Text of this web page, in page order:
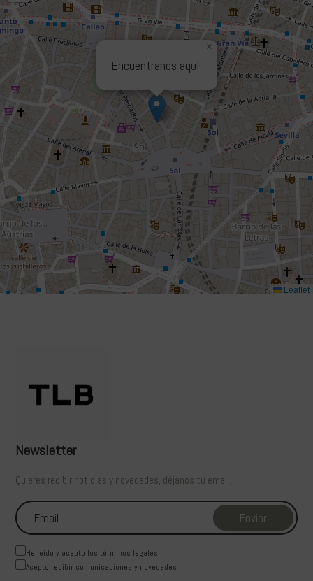
Encuentranos aquí
×
Leaflet
Newsletter
Quieres recibir noticias y novedades, déjanos tu email.
He leído y acepto los términos legales
Acepto recibir comunicaciones y novedades